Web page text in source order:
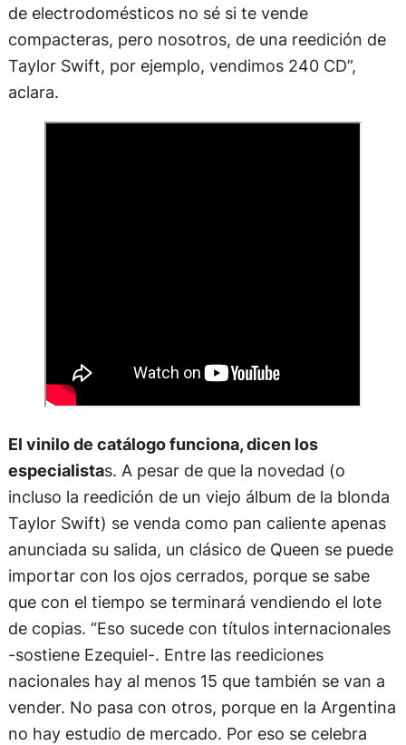
de electrodomésticos no sé si te vende
compacteras, pero nosotros, de una reedición de
Taylor Swift, por ejemplo, vendimos 240 CD”,
aclara.
El vinilo de catálogo funciona, dicen los
especialistas. A pesar de que la novedad (o
incluso la reedición de un viejo álbum de la blonda
Taylor Swift) se venda como pan caliente apenas
anunciada su salida, un clásico de Queen se puede
importar con los ojos cerrados, porque se sabe
que con el tiempo se terminará vendiendo el lote
de copias. “Eso sucede con títulos internacionales
-sostiene Ezequiel-. Entre las reediciones
nacionales hay al menos 15 que también se van a
vender. No pasa con otros, porque en la Argentina
no hay estudio de mercado. Por eso se celebra